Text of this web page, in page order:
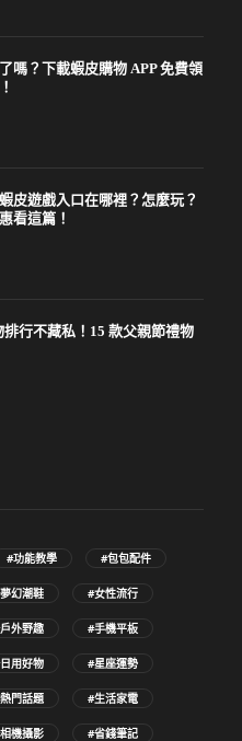
嗎？下載蝦皮購物 APP 免費領
皮遊戲入口在哪裡？怎麼玩？
看這篇！
排行不藏私！15 款父親節禮物
#功能教學 #包包配件
幻潮鞋 #女性流行
外野趣 #手機平板
用好物 #星座運勢
門話題 #生活家電
機攝影 #省錢筆記